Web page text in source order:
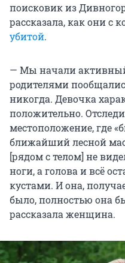
поисковик из
рассказала, как они с
убитой.
— Мы начали
родителями
никогда. Девочка
положительно.
местоположение, где
ближайший лесной
[рядом с телом] не
ноги, а голова и всё
кустами. И она,
было, полностью она
рассказала женщина.